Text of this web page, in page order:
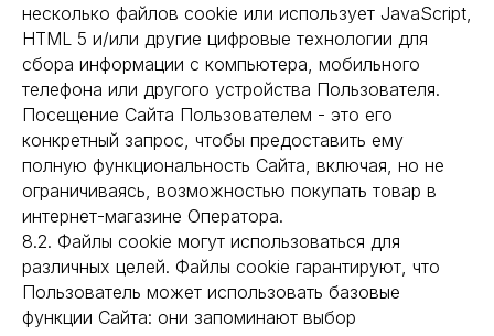
несколько файлов cookie или использует JavaScript,
HTML 5 и/или другие цифровые технологии для
сбора информации с компьютера, мобильного
телефона или другого устройства Пользователя.
Посещение Сайта Пользователем - это его
конкретный запрос, чтобы предоставить ему
полную функциональность Сайта, включая, но не
ограничиваясь, возможностью покупать товар в
интернет-магазине Оператора.
8.2. Файлы cookie могут использоваться для
различных целей. Файлы cookie гарантируют, что
Пользователь может использовать базовые
функции Сайта: они запоминают выбор